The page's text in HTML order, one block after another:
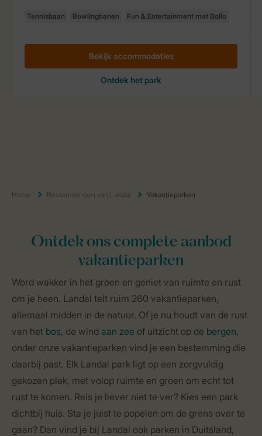
Home Bestemmingen van Landal Vakantieparken
Ontdek ons complete aanbod
vakantieparken
Word wakker in het groen en geniet van ruimte en rust
om je heen. Landal telt ruim 260 vakantieparken,
allemaal midden in de natuur. Of je nu houdt van de rust
van het bos, de wind aan zee of uitzicht op de bergen,
onder onze vakantieparken vind je een bestemming die
daarbij past. Elk Landal park ligt op een zorgvuldig
gekozen plek, met volop ruimte en groen om echt tot
rust te komen. Reis je liever niet te ver? Kies een park
dichtbij huis. Sta je juist te popelen om de grens over te
gaan? Dan vind je bij Landal ook parken in Duitsland,